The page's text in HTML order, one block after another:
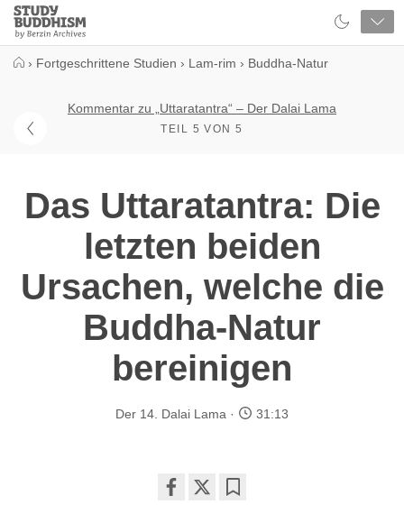
Close
Study
Buddhism
› Fortgeschrittene Studien › Lam-rim › Buddha-Natur
Kommentar zu „Uttaratantra“ – Der Dalai Lama
TEIL 5 VON 5
Das Uttaratantra: Die
letzten beiden
Ursachen, welche die
Buddha-Natur
bereinigen
Der 14. Dalai Lama 31:13